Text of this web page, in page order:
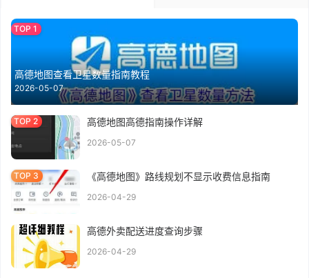
高德地图查看卫星数量指南教程
2026-05-07
高德地图高德指南操作详解
2026-05-07
《高德地图》路线规划不显示收费信息指南
2026-04-29
高德外卖配送进度查询步骤
2026-04-29